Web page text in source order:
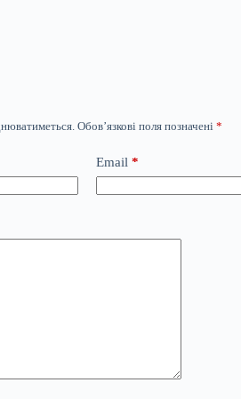
Обов’язкові поля позначені *
Email *